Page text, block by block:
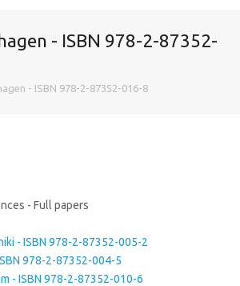
- ISBN 978-2-87352-
- ISBN 978-2-87352-016-8
- Full papers
- ISBN 978-2-87352-005-2
978-2-87352-004-5
- ISBN 978-2-87352-010-6